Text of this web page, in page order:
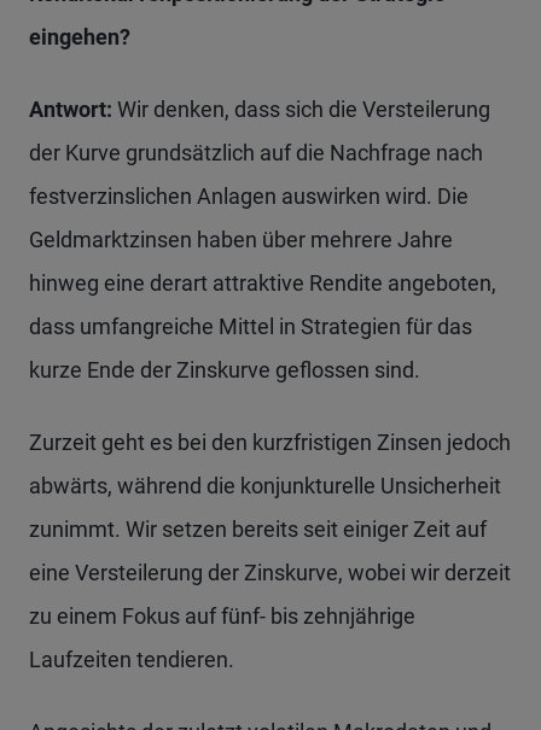
eingehen?
Antwort: Wir denken, dass sich die Versteilerung
der Kurve grundsätzlich auf die Nachfrage nach
festverzinslichen Anlagen auswirken wird. Die
Geldmarktzinsen haben über mehrere Jahre
hinweg eine derart attraktive Rendite angeboten,
dass umfangreiche Mittel in Strategien für das
kurze Ende der Zinskurve geflossen sind.
Zurzeit geht es bei den kurzfristigen Zinsen jedoch
abwärts, während die konjunkturelle Unsicherheit
zunimmt. Wir setzen bereits seit einiger Zeit auf
eine Versteilerung der Zinskurve, wobei wir derzeit
zu einem Fokus auf fünf- bis zehnjährige
Laufzeiten tendieren.